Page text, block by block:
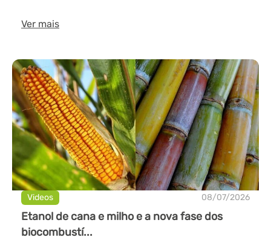
Ver mais
Videos 08/07/2026
Etanol de cana e milho e a nova fase dos
biocombustí...